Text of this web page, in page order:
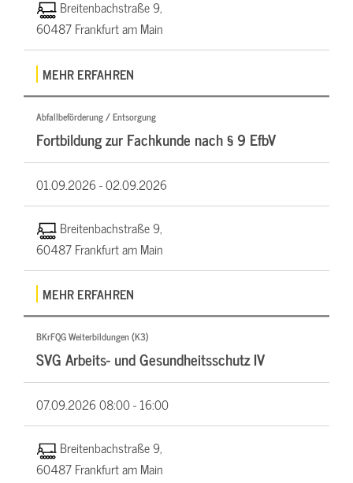
Breitenbachstraße 9,
60487 Frankfurt am Main
MEHR ERFAHREN
Abfallbeförderung / Entsorgung
Fortbildung zur Fachkunde nach § 9 EfbV
01.09.2026 -02.09.2026
Breitenbachstraße 9,
60487 Frankfurt am Main
MEHR ERFAHREN
BKrFQG Weiterbildungen (K3)
SVG Arbeits- und Gesundheitsschutz IV
07.09.202608:00 - 16:00
Breitenbachstraße 9,
60487 Frankfurt am Main